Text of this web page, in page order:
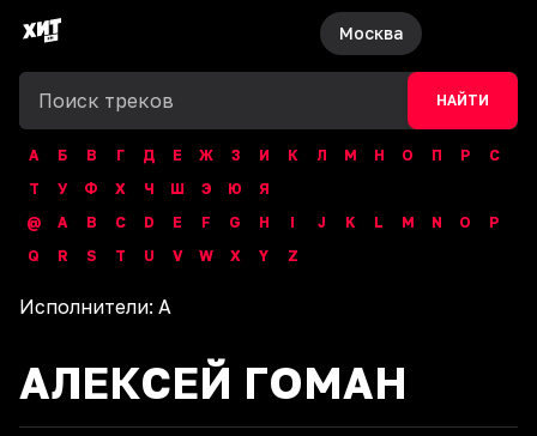
Москва
НАЙТИ
А Б В Г Д Е Ж З И К Л М Н О П Р
С
Т
У Ф Х Ч Ш Э Ю
Я
@
A B C D E F G H I J K L M N O
P
Q
R S T U V W X Y Z
Исполнители: А
АЛЕКСЕЙ ГОМАН